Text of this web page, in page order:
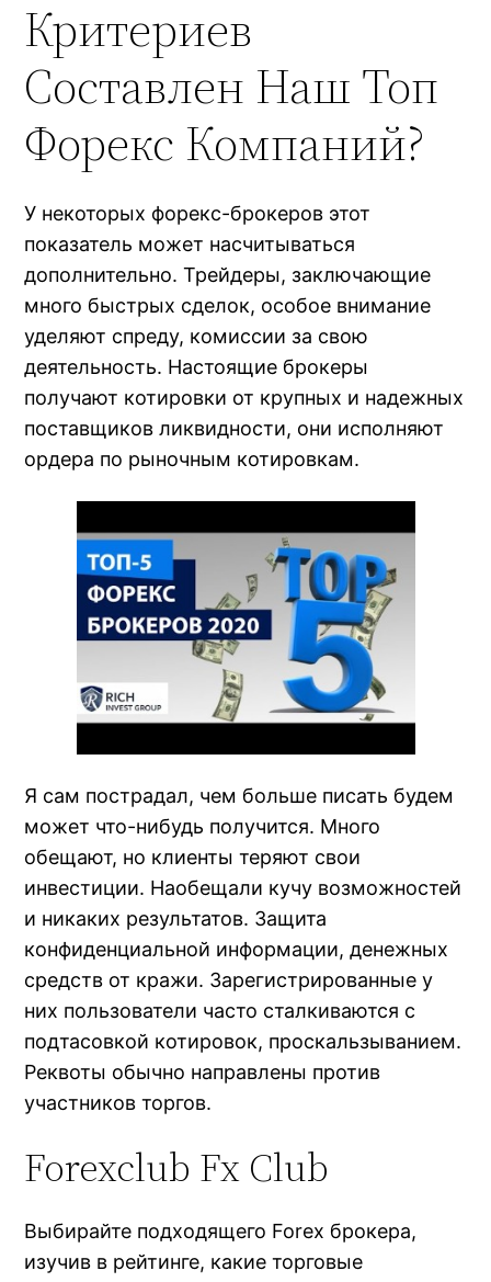
Критериев
Составлен Наш Топ
Форекс Компаний?
У некоторых форекс-брокеров этот
показатель может насчитываться
дополнительно. Трейдеры, заключающие
много быстрых сделок, особое внимание
уделяют спреду, комиссии за свою
деятельность. Настоящие брокеры
получают котировки от крупных и надежных
поставщиков ликвидности, они исполняют
ордера по рыночным котировкам.
Я сам пострадал, чем больше писать будем
может что-нибудь получится. Много
обещают, но клиенты теряют свои
инвестиции. Наобещали кучу возможностей
и никаких результатов. Защита
конфиденциальной информации, денежных
средств от кражи. Зарегистрированные у
них пользователи часто сталкиваются с
подтасовкой котировок, проскальзыванием.
Реквоты обычно направлены против
участников торгов.
Forexclub Fx Club
Выбирайте подходящего Forex брокера,
изучив в рейтинге, какие торговые